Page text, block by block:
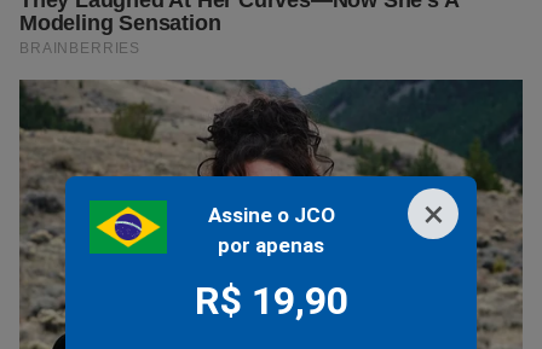
×
Assine o JCO
por apenas
R$ 19,90